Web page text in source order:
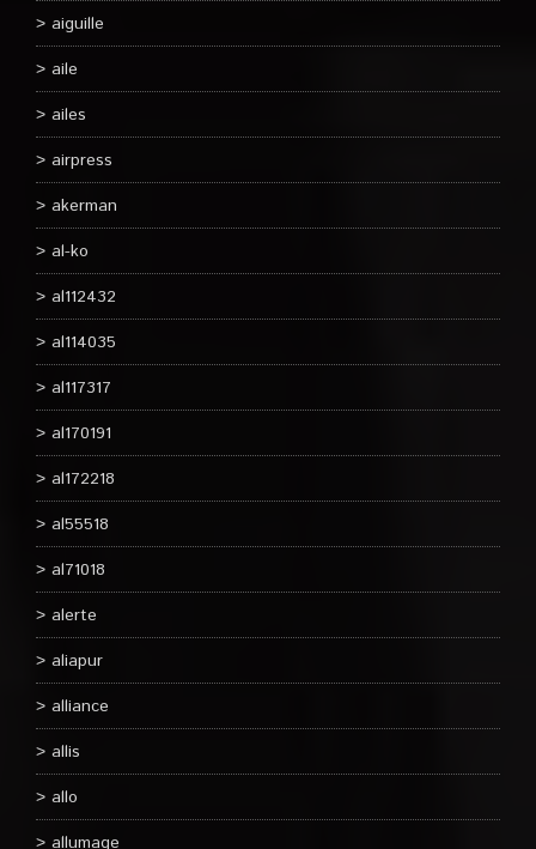
aiguille
aile
ailes
airpress
akerman
al-ko
al112432
al114035
al117317
al170191
al172218
al55518
al71018
alerte
aliapur
alliance
allis
allo
allumage